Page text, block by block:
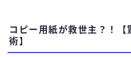
コピー用紙が救世主？！【
術】